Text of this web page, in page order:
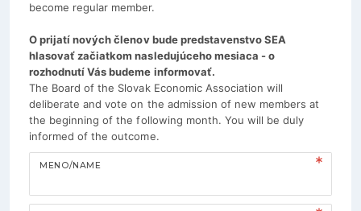
become regular member.
O prijatí nových členov bude predstavenstvo SEA
hlasovať začiatkom nasledujúceho mesiaca - o
rozhodnutí Vás budeme informovať.
The Board of the Slovak Economic Association will
deliberate and vote on the admission of new members at
the beginning of the following month. You will be duly
informed of the outcome.
MENO/NAME